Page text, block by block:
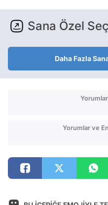
Sana Özel
Daha Fazla
Yorumlar ve